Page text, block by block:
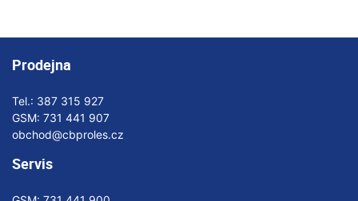
Prodejna
Tel.: 387 315 927
GSM: 731 441 907
obchod@cbproles.cz
Servis